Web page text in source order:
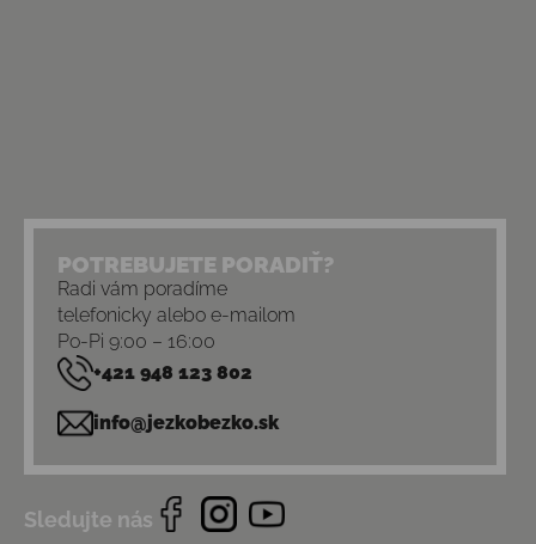
POTREBUJETE PORADIŤ?
Radi vám poradíme
telefonicky alebo e-mailom
Po-Pi 9:00 – 16:00
+421 948 123 802
info@jezkobezko.sk
Sledujte nás